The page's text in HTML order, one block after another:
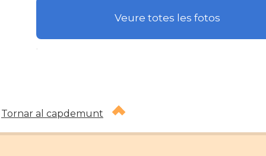
Veure totes les fotos
Tornar al capdemunt